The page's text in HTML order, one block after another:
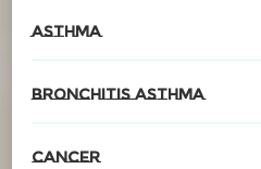
asthma
Bronchitis asthma
cancer